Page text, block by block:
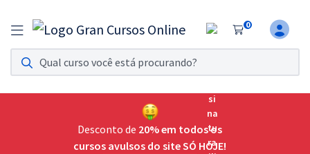
0
Assinatura Ilimitada 11
Acesso a todos os cursos. Teste grátis por 7 dias!
Assinatura OAB Até Passar
Acesso ilimitado a toda preparação para o Exame da
Desconto de 20% em todos os
cursos avulsos do site SÓ HOJE!